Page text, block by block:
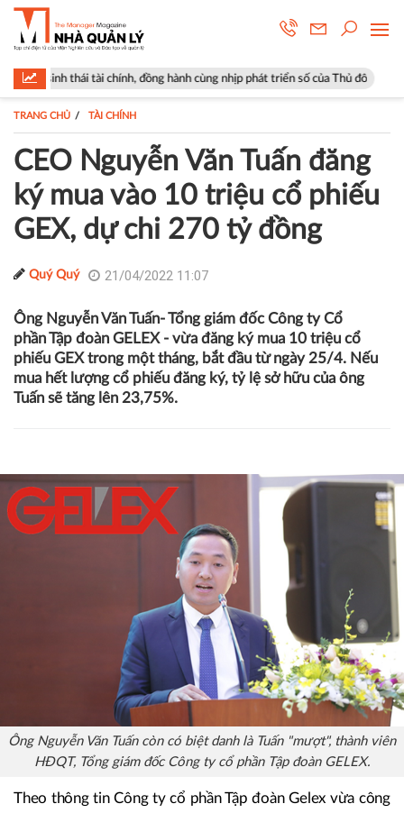
chính, đồng hành cùng nhịp phát triển số của Thủ đô Góp ý sửa
TRANG CHỦ TÀI CHÍNH
CEO Nguyễn Văn Tuấn đăng
ký mua vào 10 triệu cổ phiếu
GEX, dự chi 270 tỷ đồng
Quý Quý 21/04/2022 11:07
Ông Nguyễn Văn Tuấn- Tổng giám đốc Công ty Cổ
phần Tập đoàn GELEX - vừa đăng ký mua 10 triệu cổ
phiếu GEX trong một tháng, bắt đầu từ ngày 25/4. Nếu
mua hết lượng cổ phiếu đăng ký, tỷ lệ sở hữu của ông
Tuấn sẽ tăng lên 23,75%.
Ông Nguyễn Văn Tuấn còn có biệt danh là Tuấn "mượt", thành viên
HĐQT, Tổng giám đốc Công ty cổ phần Tập đoàn GELEX.
Theo thông tin Công ty cổ phần Tập đoàn Gelex vừa công